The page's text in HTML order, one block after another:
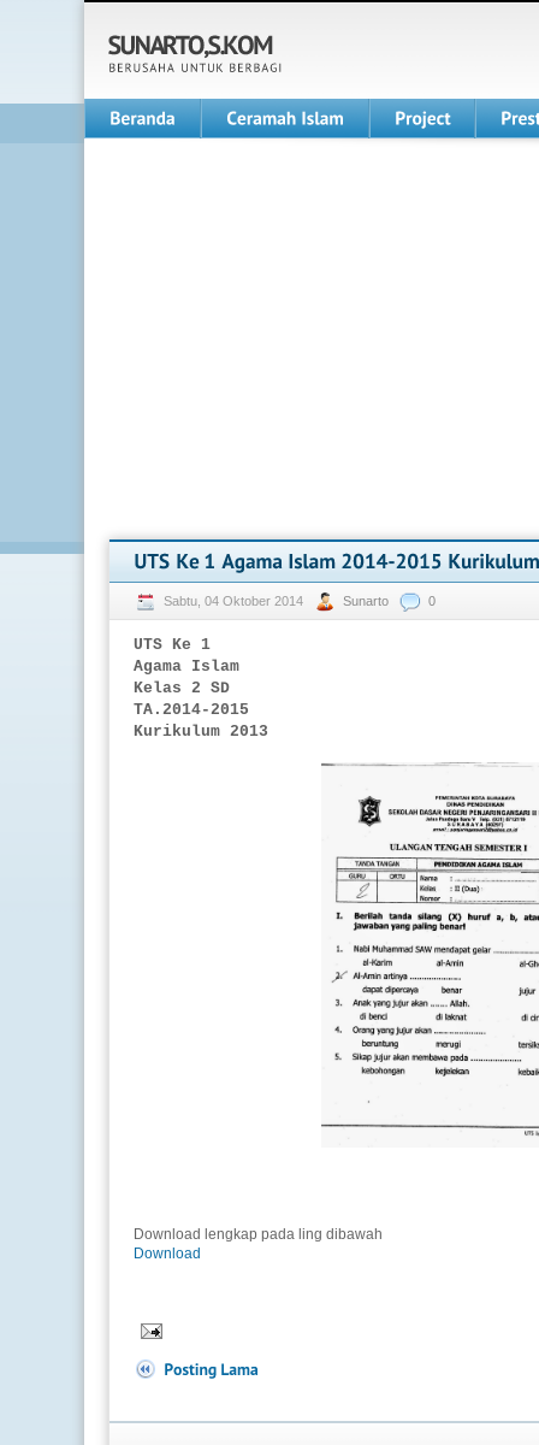
Sabtu, 04 Oktober 2014 Sunarto 0
UTS Ke 1
Agama Islam
Kelas 2 SD
TA.2014-2015
Kurikulum 2013
Download lengkap pada ling dibawah
Download